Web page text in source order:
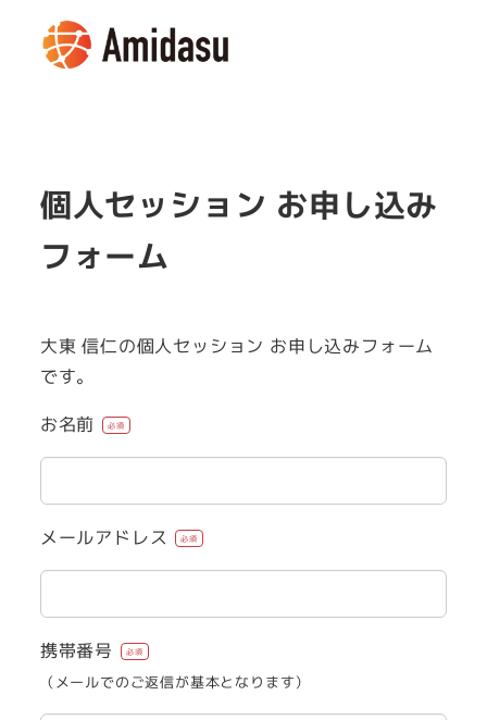
個人セッション お申し込み
フォーム
大東 信仁の個人セッション お申し込みフォーム
です。
お名前
必須
メールアドレス 必須
携帯番号 必須
（メールでのご返信が基本となります）